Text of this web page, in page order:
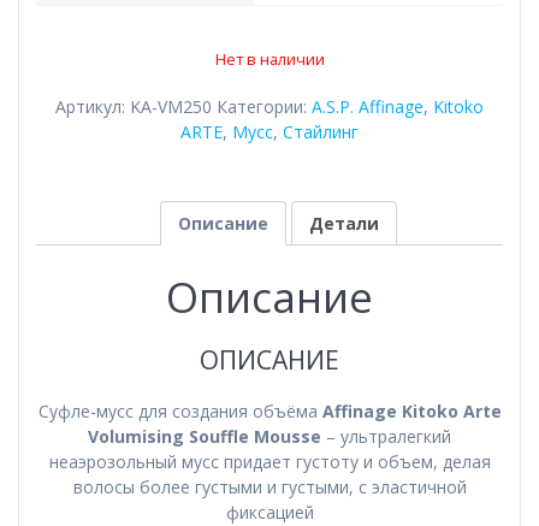
Нет в наличии
Артикул: KA-VM250 Категории: A.S.P. Affinage, Kitoko
ARTE, Мусс, Стайлинг
Описание Детали
Описание
ОПИСАНИЕ
Суфле-мусс для создания объёма Affinage Kitoko Arte
Volumising Souffle Mousse – ультралегкий
неаэрозольный мусс придает густоту и объем, делая
волосы более густыми и густыми, с эластичной
фиксацией